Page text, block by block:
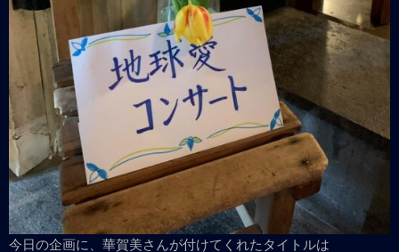
今日の企画に、華賀美さんが付けてくれたタイトルは